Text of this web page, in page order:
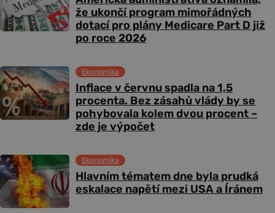
že ukončí program mimořádných
dotací pro plány Medicare Part D již
po roce 2026
Inflace v červnu spadla na 1,5
procenta. Bez zásahů vlády by se
pohybovala kolem dvou procent –
zde je výpočet
Ekonomika
Hlavním tématem dne byla prudká
eskalace napětí mezi USA a Íránem
Ekonomika